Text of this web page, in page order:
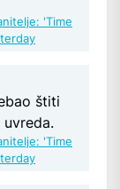
'Time
štiti
'Time